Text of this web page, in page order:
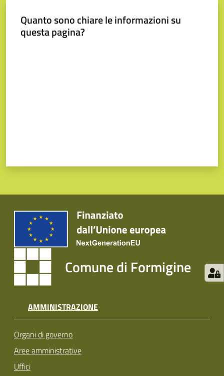
Quanto sono chiare le informazioni su
questa pagina?
Comune di Formigine
AMMINISTRAZIONE
Organi di governo
Aree amministrative
Uffici